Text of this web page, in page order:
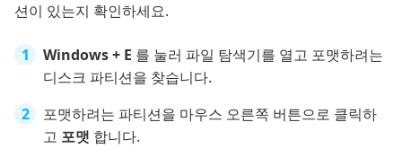
션이 있는지 확인하세요.
Windows + E 를 눌러 파일 탐색기를 열고 포맷하려는
디스크 파티션을 찾습니다.
포맷하려는 파티션을 마우스 오른쪽 버튼으로 클릭하
고 포맷 합니다.